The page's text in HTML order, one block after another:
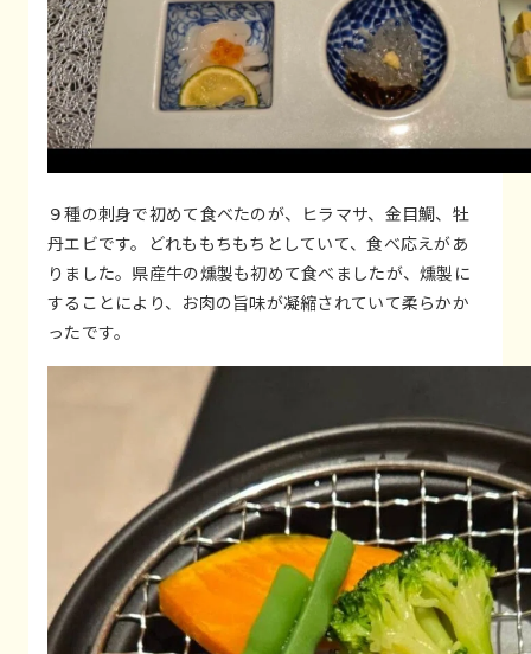
９種の刺身で初めて食べたのが、ヒラマサ、金目鯛、牡
丹エビです。どれももちもちとしていて、食べ応えがあ
りました。県産牛の燻製も初めて食べましたが、燻製に
することにより、お肉の旨味が凝縮されていて柔らかか
ったです。